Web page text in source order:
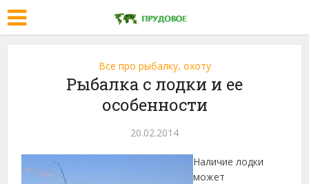
Все про рыбалку, охоту
Рыбалка с лодки и ее
особенности
20.02.2014
Наличие лодки
может